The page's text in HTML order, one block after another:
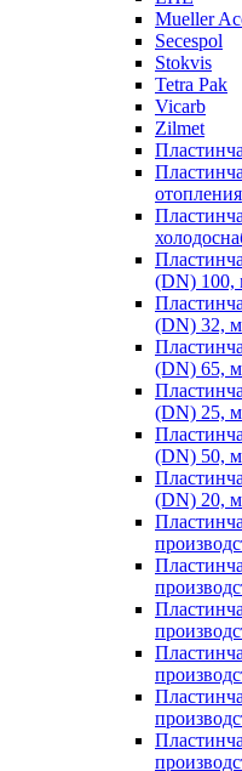
Mueller
Secespol
Stokvis
Tetra Pak
Vicarb
Zilmet
отопления
(DN) 100,
(DN) 32,
(DN) 65,
(DN) 25,
(DN) 50,
(DN) 20,